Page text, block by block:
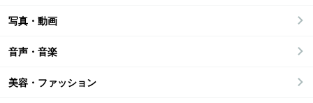
写真・動画
音声・音楽
美容・ファッション